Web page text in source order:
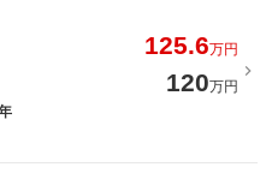
125.6万円
120万円